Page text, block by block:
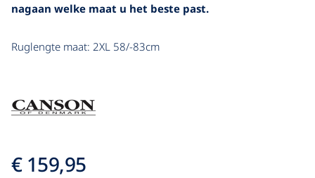
nagaan welke maat u het beste past.
Ruglengte maat: 2XL 58/-83cm
€ 159,95